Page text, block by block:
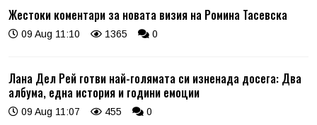
Жестоки коментари за новата визия на Ромина Тасевска
09 Aug 11:10 1365 0
Лана Дел Рей готви най-голямата си изненада досега: Два
албума, една история и години емоции
09 Aug 11:07 455 0